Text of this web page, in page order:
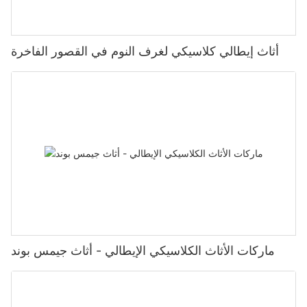
أثاث إيطالي كلاسيكي لغرف النوم في القصور الفاخرة
ماركات الأثاث الكلاسيكي الإيطالي - أثاث جيمس بوند